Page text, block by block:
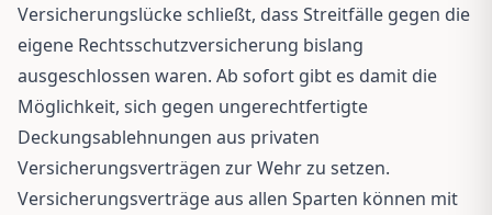
Versicherungslücke schließt, dass Streitfälle gegen die
eigene Rechtsschutzversicherung bislang
ausgeschlossen waren. Ab sofort gibt es damit die
Möglichkeit, sich gegen ungerechtfertigte
Deckungsablehnungen aus privaten
Versicherungsverträgen zur Wehr zu setzen.
Versicherungsverträge aus allen Sparten können mit